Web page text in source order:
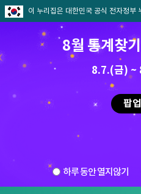
이 누리집은 대한민국 공식 전자정부
8월 통계찾
8.7.(금) ~
팝
하루 동안 열지않기